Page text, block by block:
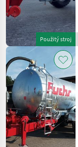
Použitý stroj